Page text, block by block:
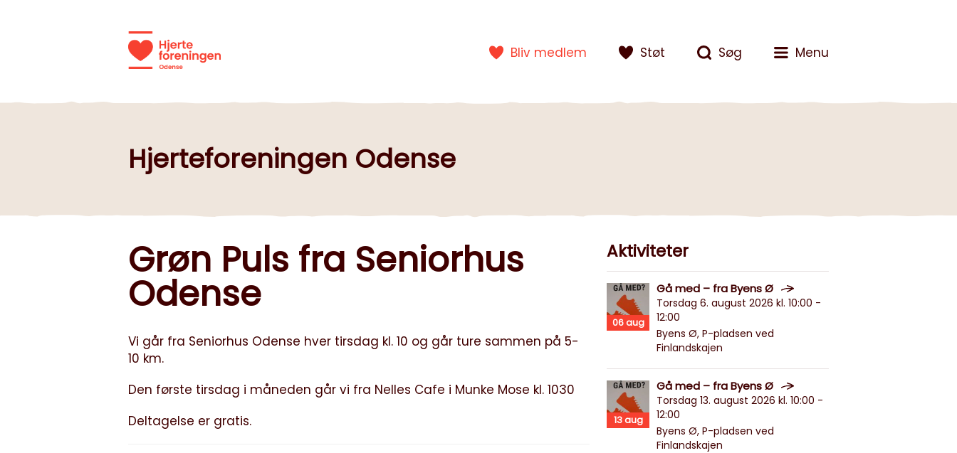
Bliv medlem Støt Søg Menu
Hjerteforeningen Odense
Grøn Puls fra Seniorhus
Odense
Vi går fra Seniorhus Odense hver tirsdag kl. 10 og går ture sammen på 5-
10 km.
Den første tirsdag i måneden går vi fra Nelles Cafe i Munke Mose kl. 1030
Deltagelse er gratis.
Aktiviteter
06aug
Gå med – fra Byens Ø
Torsdag 6. august 2026 kl. 10:00 -
12:00
Byens Ø, P-pladsen ved
Finlandskajen
13aug
Gå med – fra Byens Ø
Torsdag 13. august 2026 kl. 10:00 -
12:00
Byens Ø, P-pladsen ved
Finlandskajen